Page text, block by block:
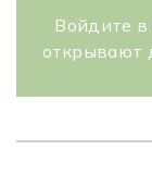
Войдите
открывают